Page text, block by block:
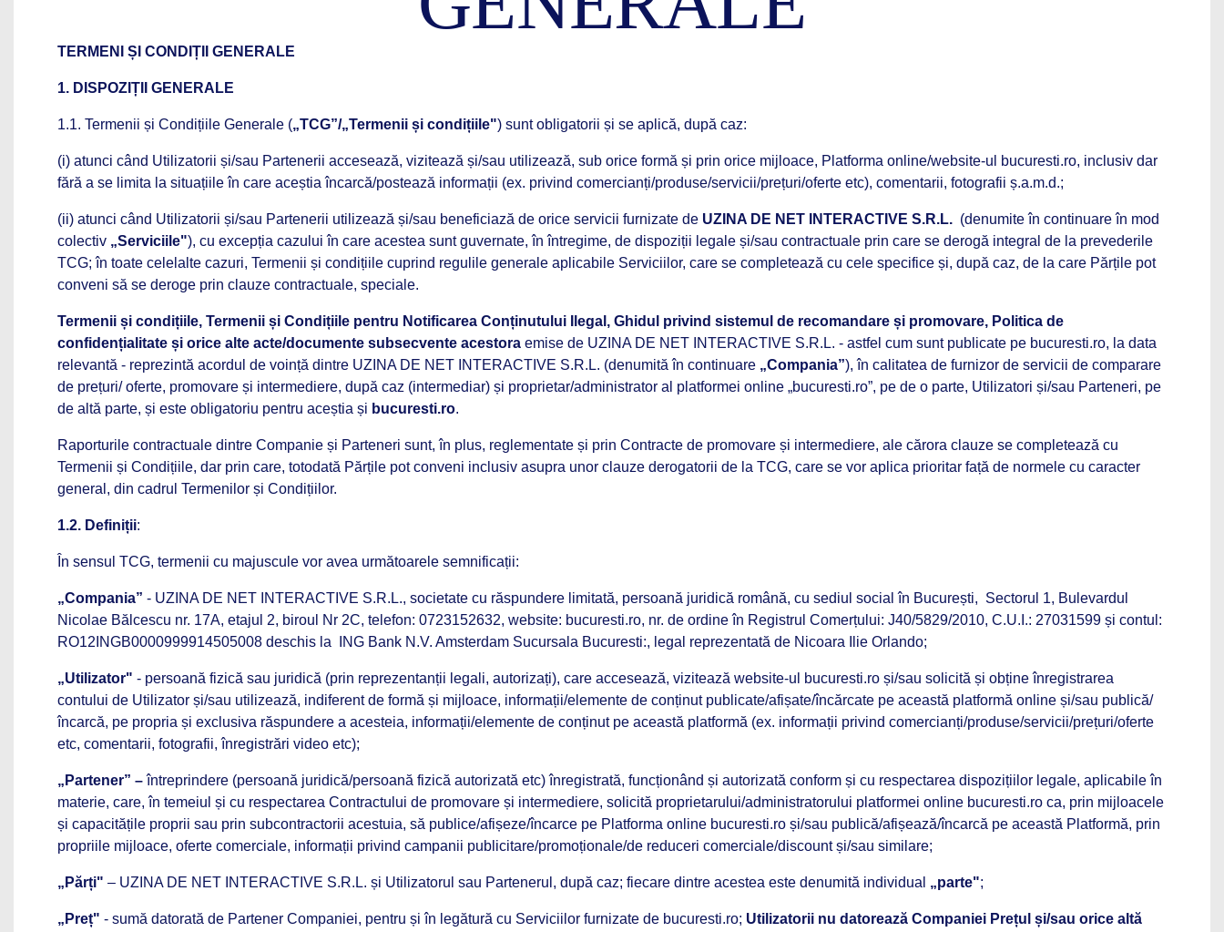
TERMENI ȘI CONDIȚII GENERALE
1. DISPOZIȚII GENERALE
1.1. Termenii și Condițiile Generale („TCG”/„Termenii și condițiile") sunt obligatorii și se aplică, după caz:
(i) atunci când Utilizatorii și/sau Partenerii accesează, vizitează și/sau utilizează, sub orice formă și prin orice mijloace, Platforma online/website-ul bucuresti.ro, inclusiv dar
fără a se limita la situațiile în care aceștia încarcă/postează informații (ex. privind comercianți/produse/servicii/prețuri/oferte etc), comentarii, fotografii ș.a.m.d.;
(ii) atunci când Utilizatorii și/sau Partenerii utilizează și/sau beneficiază de orice servicii furnizate de UZINA DE NET INTERACTIVE S.R.L. (denumite în continuare în mod
colectiv „Serviciile"), cu excepția cazului în care acestea sunt guvernate, în întregime, de dispoziții legale și/sau contractuale prin care se derogă integral de la prevederile
TCG; în toate celelalte cazuri, Termenii și condițiile cuprind regulile generale aplicabile Serviciilor, care se completează cu cele specifice și, după caz, de la care Părțile pot
conveni să se deroge prin clauze contractuale, speciale.
Termenii și condițiile, Termenii și Condițiile pentru Notificarea Conținutului Ilegal, Ghidul privind sistemul de recomandare și promovare, Politica de
confidențialitate și orice alte acte/documente subsecvente acestora emise de UZINA DE NET INTERACTIVE S.R.L. - astfel cum sunt publicate pe bucuresti.ro, la data
relevantă - reprezintă acordul de voință dintre UZINA DE NET INTERACTIVE S.R.L. (denumită în continuare „Compania”), în calitatea de furnizor de servicii de comparare
de prețuri/ oferte, promovare și intermediere, după caz (intermediar) și proprietar/administrator al platformei online „bucuresti.ro”, pe de o parte, Utilizatori și/sau Parteneri, pe
de altă parte, și este obligatoriu pentru aceștia și bucuresti.ro.
Raporturile contractuale dintre Companie și Parteneri sunt, în plus, reglementate și prin Contracte de promovare și intermediere, ale cărora clauze se completează cu
Termenii și Condițiile, dar prin care, totodată Părțile pot conveni inclusiv asupra unor clauze derogatorii de la TCG, care se vor aplica prioritar față de normele cu caracter
general, din cadrul Termenilor și Condițiilor.
1.2. Definiții:
În sensul TCG, termenii cu majuscule vor avea următoarele semnificații:
„Compania” - UZINA DE NET INTERACTIVE S.R.L., societate cu răspundere limitată, persoană juridică română, cu sediul social în București, Sectorul 1, Bulevardul
Nicolae Bălcescu nr. 17A, etajul 2, biroul Nr 2C, telefon: 0723152632, website: bucuresti.ro, nr. de ordine în Registrul Comerțului: J40/5829/2010, C.U.I.: 27031599 și contul:
RO12INGB0000999914505008 deschis la ING Bank N.V. Amsterdam Sucursala Bucuresti:, legal reprezentată de Nicoara Ilie Orlando;
„Utilizator" - persoană fizică sau juridică (prin reprezentanții legali, autorizați), care accesează, vizitează website-ul bucuresti.ro și/sau solicită și obține înregistrarea
contului de Utilizator și/sau utilizează, indiferent de formă și mijloace, informații/elemente de conținut publicate/afișate/încărcate pe această platformă online și/sau publică/
încarcă, pe propria și exclusiva răspundere a acesteia, informații/elemente de conținut pe această platformă (ex. informații privind comercianți/produse/servicii/prețuri/oferte
etc, comentarii, fotografii, înregistrări video etc);
„Partener” –întreprindere (persoană juridică/persoană fizică autorizată etc) înregistrată, funcționând și autorizată conform și cu respectarea dispozițiilor legale, aplicabile în
materie, care, în temeiul și cu respectarea Contractului de promovare și intermediere, solicită proprietarului/administratorului platformei online bucuresti.ro ca, prin mijloacele
și capacitățile proprii sau prin subcontractorii acestuia, să publice/afișeze/încarce pe Platforma online bucuresti.ro și/sau publică/afișează/încarcă pe această Platformă, prin
propriile mijloace, oferte comerciale, informații privind campanii publicitare/promoționale/de reduceri comerciale/discount și/sau similare;
„Părți" – UZINA DE NET INTERACTIVE S.R.L. și Utilizatorul sau Partenerul, după caz; fiecare dintre acestea este denumită individual „parte";
„Preț" - sumă datorată de Partener Companiei, pentru și în legătură cu Serviciilor furnizate de bucuresti.ro; Utilizatorii nu datorează Companiei Prețul și/sau orice altă